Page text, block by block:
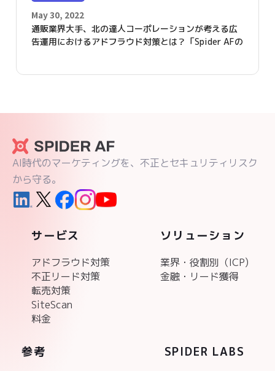
May 30, 2022
通販業界大手、北の達人コーポレーションが考える広
告運用におけるアドフラウド対策とは？「Spider AFの
AI時代のマーケティングを、不正とセキュリティリスク
から守る。
サービス
アドフラウド対策
不正リード対策
転売対策
SiteScan
料金
ソリューション
業界・役割別（ICP)
金融・リード獲得
参考 SPIDER LABS